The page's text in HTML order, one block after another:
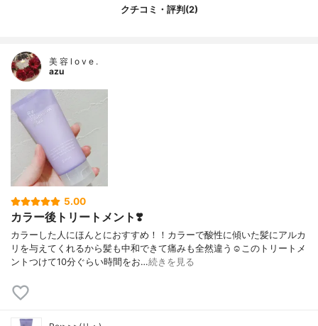
ス、ヒマワリ種子エキス、加水分解ヒアル
クチコミ・評判(2)
美 容 l o v e .
azu
5.00
カラー後トリートメント❣️
カラーした人にほんとにおすすめ！！カラーで酸性に傾いた髪にアルカ
リを与えてくれるから髪も中和できて痛みも全然違う☺️このトリートメ
ントつけて10分ぐらい時間をお…続きを見る